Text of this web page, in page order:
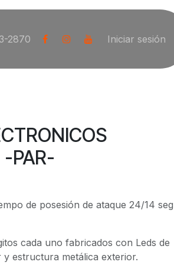
2870 Iniciar sesión
PAR-
de posesión de ataque 24/14 seg
cada uno fabricados con Leds de
estructura metálica exterior.